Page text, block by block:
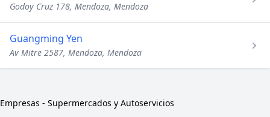
Godoy Cruz 178, Mendoza, Mendoza
Guangming Yen
Av Mitre 2587, Mendoza, Mendoza
Empresas - Supermercados y Autoservicios